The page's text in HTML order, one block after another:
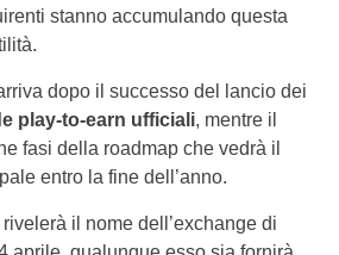
stanno accumulando questa
dopo il successo del lancio dei
play-to-earn ufficiali, mentre il
fasi della roadmap che vedrà il
entro la fine dell’anno.
il nome dell’exchange di